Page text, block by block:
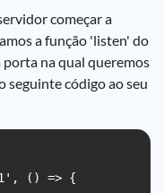
começar a
a função 'listen' do
porta na qual queremos
seguinte código ao seu
() => {